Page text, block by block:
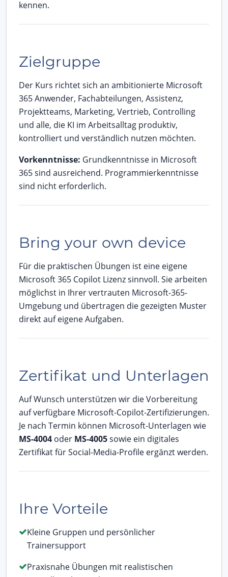
kennen.
Zielgruppe
Der Kurs richtet sich an ambitionierte Microsoft
365 Anwender, Fachabteilungen, Assistenz,
Projektteams, Marketing, Vertrieb, Controlling
und alle, die KI im Arbeitsalltag produktiv,
kontrolliert und verständlich nutzen möchten.
Vorkenntnisse: Grundkenntnisse in Microsoft
365 sind ausreichend. Programmierkenntnisse
sind nicht erforderlich.
Bring your own device
Für die praktischen Übungen ist eine eigene
Microsoft 365 Copilot Lizenz sinnvoll. Sie arbeiten
möglichst in Ihrer vertrauten Microsoft-365-
Umgebung und übertragen die gezeigten Muster
direkt auf eigene Aufgaben.
Zertifikat und Unterlagen
Auf Wunsch unterstützen wir die Vorbereitung
auf verfügbare Microsoft-Copilot-Zertifizierungen.
Je nach Termin können Microsoft-Unterlagen wie
MS-4004 oder MS-4005sowie ein digitales
Zertifikat für Social-Media-Profile ergänzt werden.
Ihre Vorteile
Kleine Gruppen und persönlicher
Trainersupport
Praxisnahe Übungen mit realistischen